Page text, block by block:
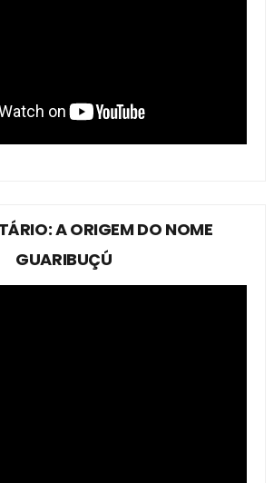
A ORIGEM DO NOME
GUARIBUÇÚ